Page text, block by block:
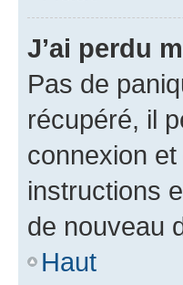
J’ai perdu
Pas de
récupéré, il
connexion
instructions
de nouveau
Haut